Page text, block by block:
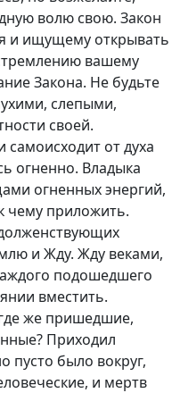
волю свою. Закон
и ищущему открывать
вашему
Закона. Не будьте
слепыми,
своей.
самоисходит от духа
огненно. Владыка
огненных энергий,
чему приложить.
и Жду. Жду веками,
подошедшего
вместить.
же пришедшие,
Приходил
пусто было вокруг,
и мертв